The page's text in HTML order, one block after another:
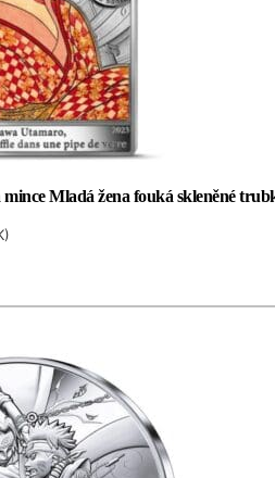
Mladá žena fouká skleněné
)